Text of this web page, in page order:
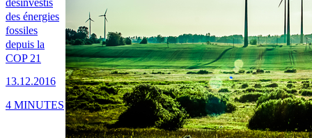
désinvestis
des énergies
fossiles
depuis la
COP 21
13.12.2016
4 MINUTES